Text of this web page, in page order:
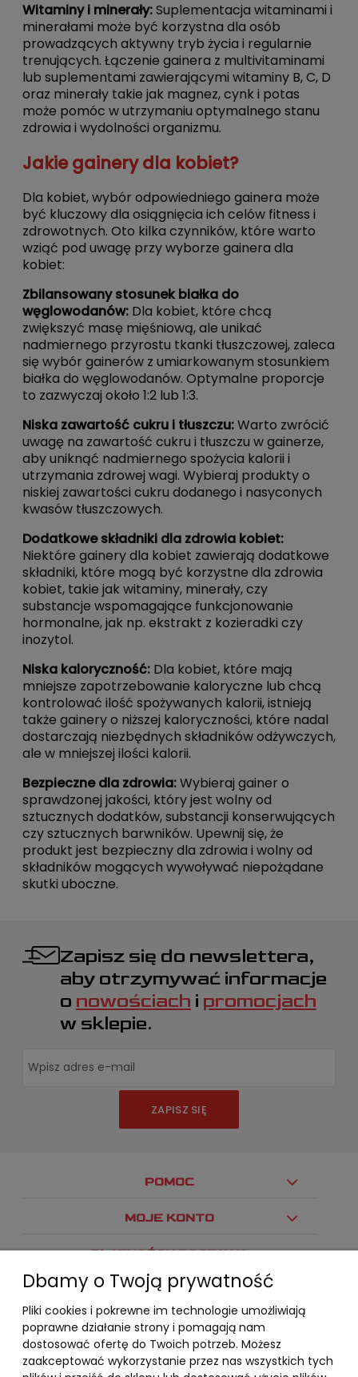
Witaminy i minerały:Suplementacja witaminami i
minerałami może być korzystna dla osób
prowadzących aktywny tryb życia i regularnie
trenujących. Łączenie gainera z multivitaminami
lub suplementami zawierającymi witaminy B, C, D
oraz minerały takie jak magnez, cynk i potas
może pomóc w utrzymaniu optymalnego stanu
zdrowia i wydolności organizmu.
Jakie gainery dla kobiet?
Dla kobiet, wybór odpowiedniego gainera może
być kluczowy dla osiągnięcia ich celów fitness i
zdrowotnych. Oto kilka czynników, które warto
wziąć pod uwagę przy wyborze gainera dla
kobiet:
Zbilansowany stosunek białka do
węglowodanów: Dla kobiet, które chcą
zwiększyć masę mięśniową, ale unikać
nadmiernego przyrostu tkanki tłuszczowej, zaleca
się wybór gainerów z umiarkowanym stosunkiem
białka do węglowodanów. Optymalne proporcje
to zazwyczaj około 1:2 lub 1:3.
Niska zawartość cukru i tłuszczu:Warto zwrócić
uwagę na zawartość cukru i tłuszczu w gainerze,
aby uniknąć nadmiernego spożycia kalorii i
utrzymania zdrowej wagi. Wybieraj produkty o
niskiej zawartości cukru dodanego i nasyconych
kwasów tłuszczowych.
Dodatkowe składniki dla zdrowia kobiet:
Niektóre gainery dla kobiet zawierają dodatkowe
składniki, które mogą być korzystne dla zdrowia
kobiet, takie jak witaminy, minerały, czy
substancje wspomagające funkcjonowanie
hormonalne, jak np. ekstrakt z kozieradki czy
inozytol.
Niska kaloryczność: Dla kobiet, które mają
mniejsze zapotrzebowanie kaloryczne lub chcą
kontrolować ilość spożywanych kalorii, istnieją
także gainery o niższej kaloryczności, które nadal
dostarczają niezbędnych składników odżywczych,
ale w mniejszej ilości kalorii.
Bezpieczne dla zdrowia:Wybieraj gainer o
sprawdzonej jakości, który jest wolny od
sztucznych dodatków, substancji konserwujących
czy sztucznych barwników. Upewnij się, że
produkt jest bezpieczny dla zdrowia i wolny od
składników mogących wywoływać niepożądane
skutki uboczne.
Zapisz się do newslettera,
aby otrzymywać informacje
o nowościach i promocjach
w sklepie.
ZAPISZ SIĘ
POMOC
MOJE KONTO
PŁATNOŚCI I DOSTAWA
INFORMACJE
O NAS
Dbamy o Twoją prywatność
Pliki cookies i pokrewne im technologie umożliwiają
poprawne działanie strony i pomagają nam
dostosować ofertę do Twoich potrzeb. Możesz
zaakceptować wykorzystanie przez nas wszystkich tych